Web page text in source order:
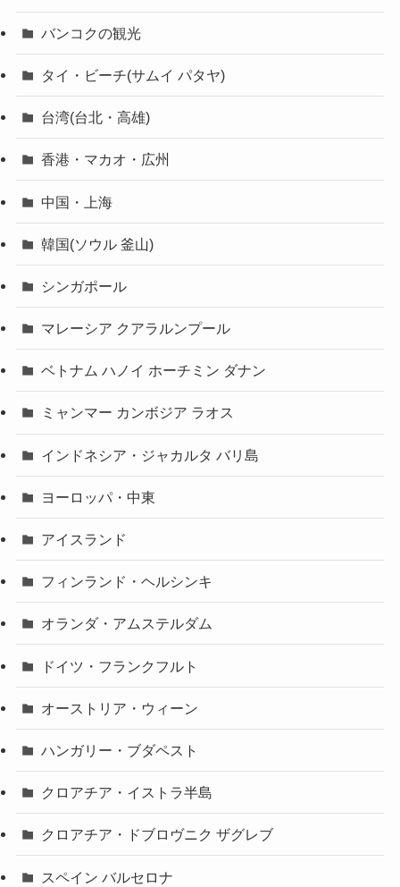
バンコクの観光
タイ・ビーチ(サムイ パタヤ)
台湾(台北・高雄)
香港・マカオ・広州
中国・上海
韓国(ソウル 釜山)
シンガポール
マレーシア クアラルンプール
ベトナム ハノイ ホーチミン ダナン
ミャンマー カンボジア ラオス
インドネシア・ジャカルタ バリ島
ヨーロッパ・中東
アイスランド
フィンランド・ヘルシンキ
オランダ・アムステルダム
ドイツ・フランクフルト
オーストリア・ウィーン
ハンガリー・ブダペスト
クロアチア・イストラ半島
クロアチア・ドブロヴニク ザグレブ
スペイン バルセロナ